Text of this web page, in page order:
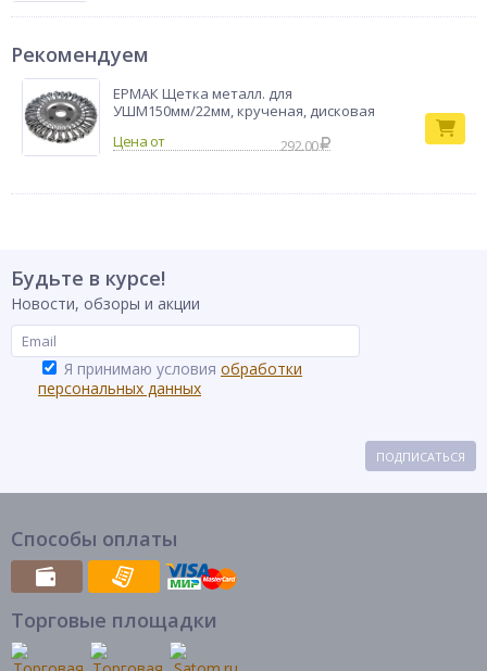
Рекомендуем
ЕРМАК Щетка металл. для
УШМ150мм/22мм, крученая, дисковая
292.00
Будьте в курсе!
Новости, обзоры и акции
Я принимаю условия обработки
персональных данных
ПОДПИСАТЬСЯ
Способы оплаты
Торговые площадки